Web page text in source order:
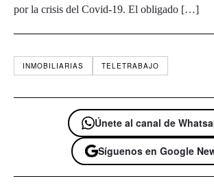
por la crisis del Covid-19. El obligado […]
INMOBILIARIAS TELETRABAJO
Únete al canal de
Síguenos en Google